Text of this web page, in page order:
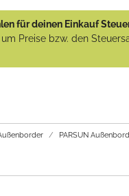
für deinen Einkauf
Preise bzw. den
PARSUN